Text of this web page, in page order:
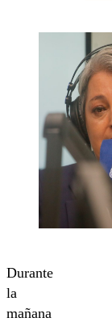
Durante
la
mañana